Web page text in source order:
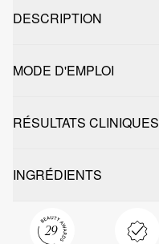
DESCRIPTION
MODE D'EMPLOI
RÉSULTATS CLINIQUES
INGRÉDIENTS